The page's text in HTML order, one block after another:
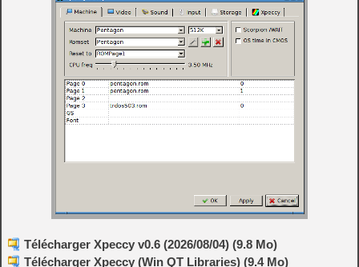
Télécharger Xpeccy v0.6 (2026/08/04) (9.8 Mo)
Télécharger Xpeccy (Win QT Libraries) (9.4 Mo)